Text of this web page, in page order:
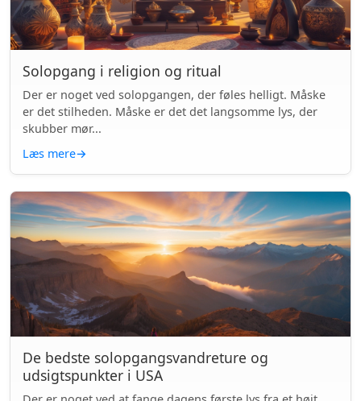
Solopgang i religion og ritual
Der er noget ved solopgangen, der føles helligt. Måske
er det stilheden. Måske er det det langsomme lys, der
skubber mør...
Læs mere→
De bedste solopgangsvandreture og
udsigtspunkter i USA